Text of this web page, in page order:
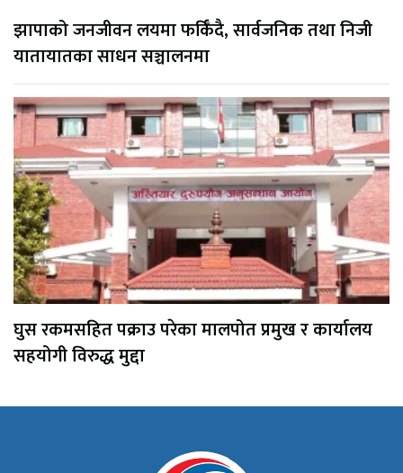
झापाको जनजीवन लयमा फर्किँदै, सार्वजनिक तथा निजी
यातायातका साधन सञ्चालनमा
घुस रकमसहित पक्राउ परेका मालपोत प्रमुख र कार्यालय
सहयोगी विरुद्ध मुद्दा